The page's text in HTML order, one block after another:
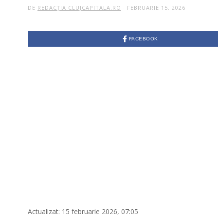
DE REDACȚIA CLUJCAPITALA.RO FEBRUARIE 15, 2026
FACEBOOK
Actualizat: 15 februarie 2026, 07:05